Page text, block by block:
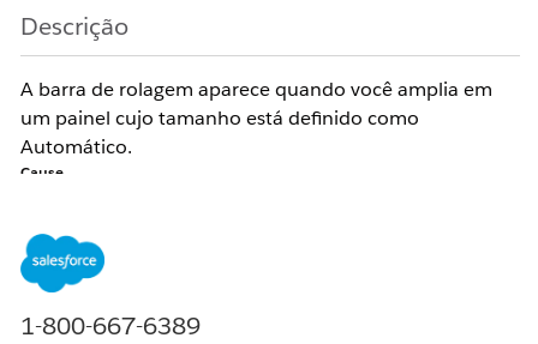
Descrição
A barra de rolagem aparece quando você amplia em
um painel cujo tamanho está definido como
Automático.
Cause
definido como Automático, ele é ajustado
automaticamente de acordo com o tamanho da janela
do navegador.
1-800-667-6389